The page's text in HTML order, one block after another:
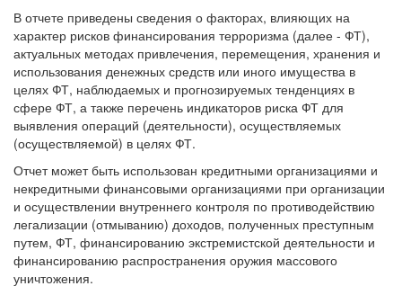
В отчете приведены сведения о факторах, влияющих на
характер рисков финансирования терроризма (далее - ФТ),
актуальных методах привлечения, перемещения, хранения и
использования денежных средств или иного имущества в
целях ФТ, наблюдаемых и прогнозируемых тенденциях в
сфере ФТ, а также перечень индикаторов риска ФТ для
выявления операций (деятельности), осуществляемых
(осуществляемой) в целях ФТ.
Отчет может быть использован кредитными организациями и
некредитными финансовыми организациями при организации
и осуществлении внутреннего контроля по противодействию
легализации (отмыванию) доходов, полученных преступным
путем, ФТ, финансированию экстремистской деятельности и
финансированию распространения оружия массового
уничтожения.